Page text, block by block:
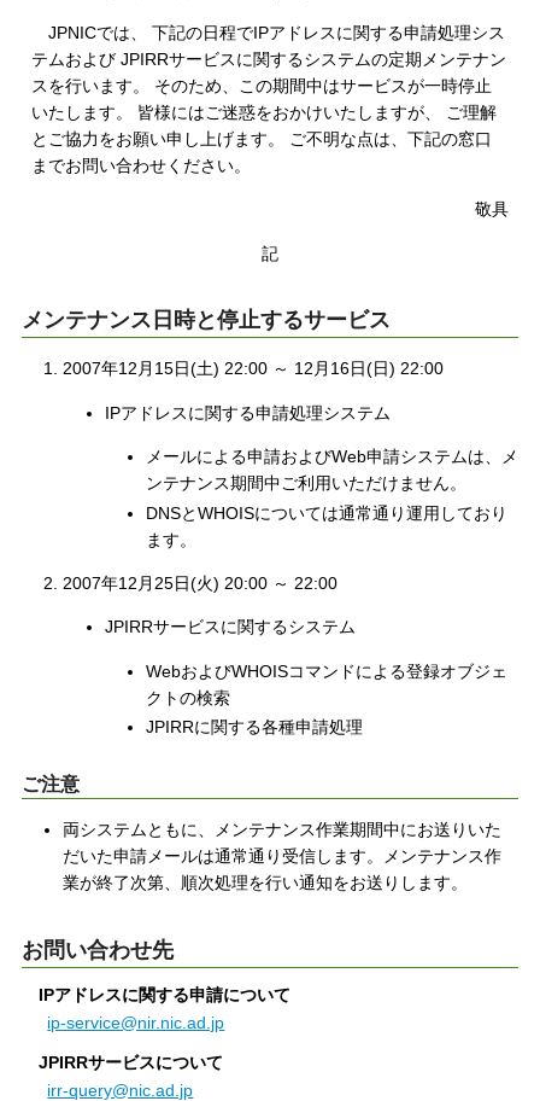
JPNICでは、 下記の日程でIPアドレスに関する申請処理シス
テムおよび JPIRRサービスに関するシステムの定期メンテナン
スを行います。 そのため、この期間中はサービスが一時停止
いたします。 皆様にはご迷惑をおかけいたしますが、 ご理解
とご協力をお願い申し上げます。 ご不明な点は、下記の窓口
までお問い合わせください。
敬具
記
メンテナンス日時と停止するサービス
2007年12月15日(土) 22:00 ～ 12月16日(日) 22:00
IPアドレスに関する申請処理システム
メールによる申請およびWeb申請システムは、メ
ンテナンス期間中ご利用いただけません。
DNSとWHOISについては通常通り運用しており
ます。
2007年12月25日(火) 20:00 ～ 22:00
JPIRRサービスに関するシステム
WebおよびWHOISコマンドによる登録オブジェ
クトの検索
JPIRRに関する各種申請処理
ご注意
両システムともに、メンテナンス作業期間中にお送りいた
だいた申請メールは通常通り受信します。メンテナンス作
業が終了次第、順次処理を行い通知をお送りします。
お問い合わせ先
IPアドレスに関する申請について
ip-service@nir.nic.ad.jp
JPIRRサービスについて
irr-query@nic.ad.jp